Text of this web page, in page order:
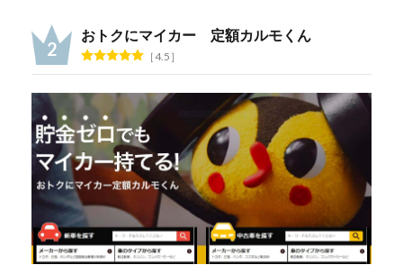
おトクにマイカー 定額カルモくん
4.5